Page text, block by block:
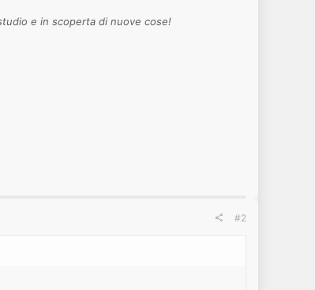
e in scoperta di nuove cose!
#2